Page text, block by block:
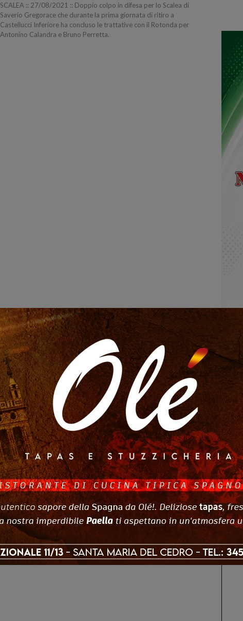
SCALEA :: 27/08/2021 :: Doppio colpo in difesa per lo Scalea di
Saverio Gregorace che durante la prima giornata di ritiro a
Castellucci Inferiore ha concluso le trattative con il Rotonda per
Antonino Calandra e Bruno Perretta.